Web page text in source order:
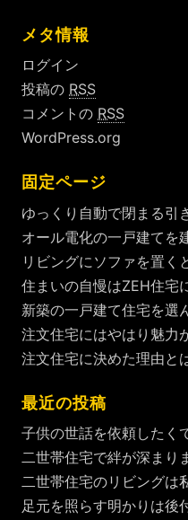
メタ情報
ログイン
投稿の RSS
コメントの RSS
WordPress.org
固定ページ
ゆっくり自動で閉まる引
オール電化の一戸建てを
リビングにソファを置く
住まいの自慢はZEH住宅
新築の一戸建て住宅を選
注文住宅にはやはり魅力
注文住宅に決めた理由と
最近の投稿
子供の世話を依頼したく
二世帯住宅で絆が深まり
二世帯住宅のリビングは
足元を照らす明かりは後